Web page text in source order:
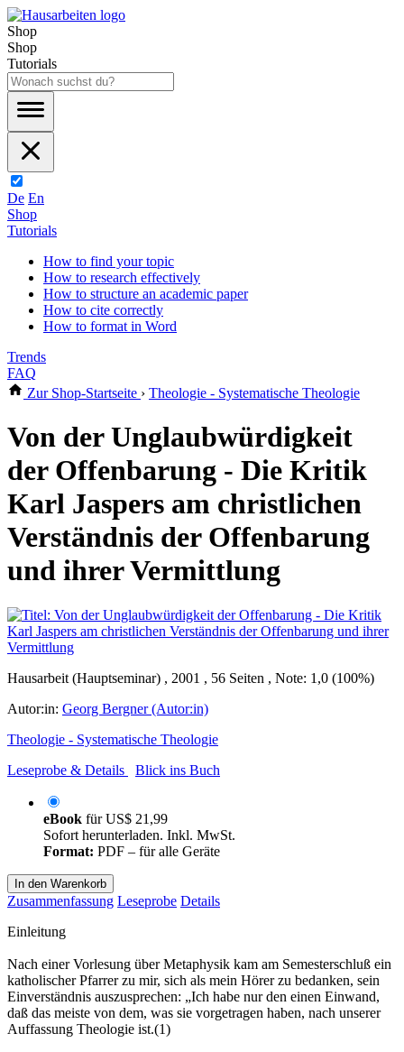
Shop
Shop
Tutorials
De En
Shop
Tutorials
How to find your topic
How to research effectively
How to structure an academic paper
How to cite correctly
How to format in Word
Trends
FAQ
Zur Shop-Startseite › Theologie - Systematische Theologie
Von der Unglaubwürdigkeit
der Offenbarung - Die Kritik
Karl Jaspers am christlichen
Verständnis der Offenbarung
und ihrer Vermittlung
Hausarbeit (Hauptseminar) , 2001 , 56 Seiten , Note: 1,0 (100%)
Autor:in: Georg Bergner (Autor:in)
Theologie - Systematische Theologie
Leseprobe & Details
Blick ins Buch
eBook fürUS$ 21,99
Sofort herunterladen. Inkl. MwSt.
Format: PDF – für alle Geräte
In den Warenkorb
Zusammenfassung Leseprobe Details
Einleitung
Nach einer Vorlesung über Metaphysik kam am Semesterschluß ein
katholischer Pfarrer zu mir, sich als mein Hörer zu bedanken, sein
Einverständnis auszusprechen: „Ich habe nur den einen Einwand,
daß das meiste von dem, was sie vorgetragen haben, nach unserer
Auffassung Theologie ist.(1)